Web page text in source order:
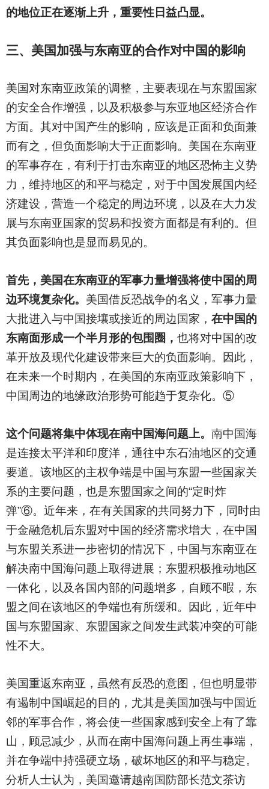
的地位正在逐渐上升，重要性日益凸显。
三、美国加强与东南亚的合作对中国的影响
美国对东南亚政策的调整，主要表现在与东盟国家
的安全合作增强，以及积极参与东亚地区经济合作
方面。其对中国产生的影响，应该是正面和负面兼
而有之，但负面影响大于正面影响。美国在东南亚
的军事存在，有利于打击东南亚的地区恐怖主义势
力，维持地区的和平与稳定，对于中国发展国内经
济建设，营造一个稳定的周边环境，以及在大力发
展与东南亚国家的贸易和投资方面都是有利的。但
其负面影响也是显而易见的。
首先，美国在东南亚的军事力量增强将使中国的周
边环境复杂化。 美国借反恐战争的名义，军事力量
大批进入与中国接壤或接近的周边国家， 在中国的
东南面形成一个半月形的包围圈， 也将对中国的改
革开放及现代化建设带来巨大的负面影响。因此，
在未来一个时期内，在美国的东南亚政策影响下，
中国周边的地缘政治形势可能趋于复杂化。⑤
这个问题将集中体现在南中国海问题上。 南中国海
是连接太平洋和印度洋，通往中东石油地区的交通
要道。该地区的主权争端是中国与东盟一些国家关
系的主要问题，也是东盟国家之间的“定时炸
弹”⑥。近年来，在有关国家的共同努力下，同时由
于金融危机后东盟对中国的经济需求增大，在中国
与东盟关系进一步密切的情况下，中国与东南亚在
解决南中国海问题上取得进展；东盟积极推动地区
一体化，以及各国内部的问题增多，自顾不暇，东
盟之间在该地区的争端也有所缓和。因此，近年中
国与东盟国家、东盟国家之间发生武装冲突的可能
性不大。
美国重返东南亚，虽然有反恐的意图，但也明显带
有遏制中国崛起的目的，尤其是美国加强与中国近
邻的军事合作，将会使一些国家感到安全上有了靠
山，顾忌减少，从而在南中国海问题上再生事端，
并在争端中持强硬立场，破坏地区的和平与稳定。
分析人士认为，美国邀请越南国防部长范文茶访